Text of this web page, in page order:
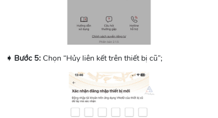
➧ Bước 5: Chọn “Hủy liên kết trên thiết bị cũ”;